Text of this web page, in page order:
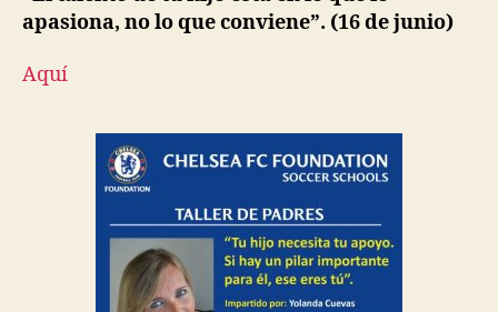
apasiona, no lo que conviene”. (16 de junio)
Aquí